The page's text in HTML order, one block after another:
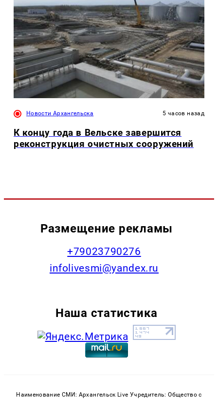
Новости Архангельска 5 часов назад
К концу года в Вельске завершится
реконструкция очистных сооружений
Размещение рекламы
+79023790276
infolivesmi@yandex.ru
Наша статистика
Наименование СМИ: Архангельск Live Учредитель: Общество с